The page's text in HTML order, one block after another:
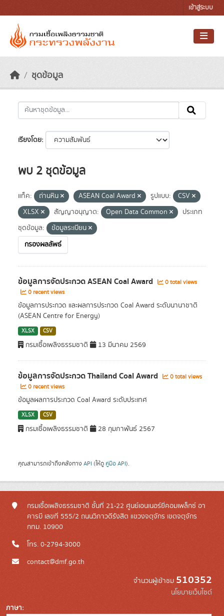
เข้าสู่ระบบ
ชุดข้อมูล
เรียงโดย
พบ 2 ชุดข้อมูล
แท็ค: ถ่านหิน ASEAN Coal Award รูปแบบ:
CSV
XLSX
สัญญาอนุญาต: Open Data Common
ประเภท
ชุดข้อมูล:
ข้อมูลระเบียน
กรองผลลัพธ์
ข้อมูลการจัดประกวด ASEAN Coal Award
0 total views
0 recent views
ข้อมูลการประกวด และผลการประกวด Coal Award ระดับนานาชาติ
(ASEAN Centre for Energy)
XLSX CSV
กรมเชื้อเพลิงธรรมชาติ 13 มีนาคม 2569
ข้อมูลการจัดประกวด Thailand Coal Award
0 total views
0 recent views
ข้อมูลผลการประกวด Coal Award ระดับประเทศ
XLSX CSV
กรมเชื้อเพลิงธรรมชาติ 28 กุมภาพันธ์ 2567
คุณสามารถเข้าถึงคลังทาง API (ให้ดู คู่มือ API).
กรมเชื้อเพลิงธรรมชาติ ชั้นที่ 21-22 ศูนย์เอนเนอร์ยี่คอมเพล็กซ์ อา
คารบี เลขที่ 555/2 ถนนวิภาวดีรังสิต แขวงจตุจักร เขตจตุจักร
กทม. 10900
โทร. 0-2794-3000
contact@dmf.go.th
จำนวนผู้เข้าชม 510352
นโยบายเว็บไซต์
ภาษา